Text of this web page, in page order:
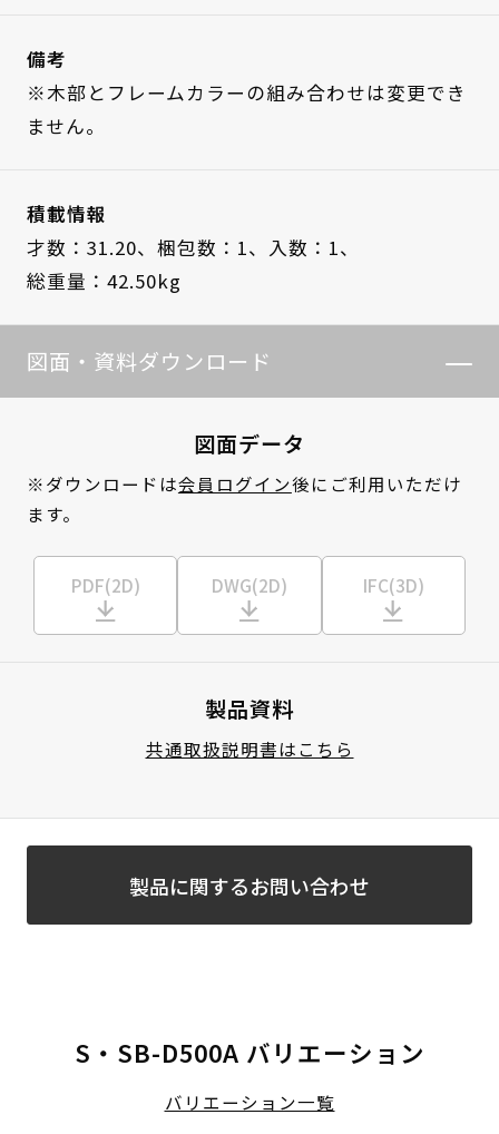
備考
※木部とフレームカラーの組み合わせは変更でき
ません。
積載情報
才数：31.20、 梱包数：1、 入数：1、
総重量：42.50kg
図面・資料ダウンロード
図面データ
※ダウンロードは会員ログイン後にご利用いただけ
ます。
PDF(2D) DWG(2D) IFC(3D)
製品資料
共通取扱説明書はこちら
製品に関するお問い合わせ
S・SB-D500A バリエーション
バリエーション一覧